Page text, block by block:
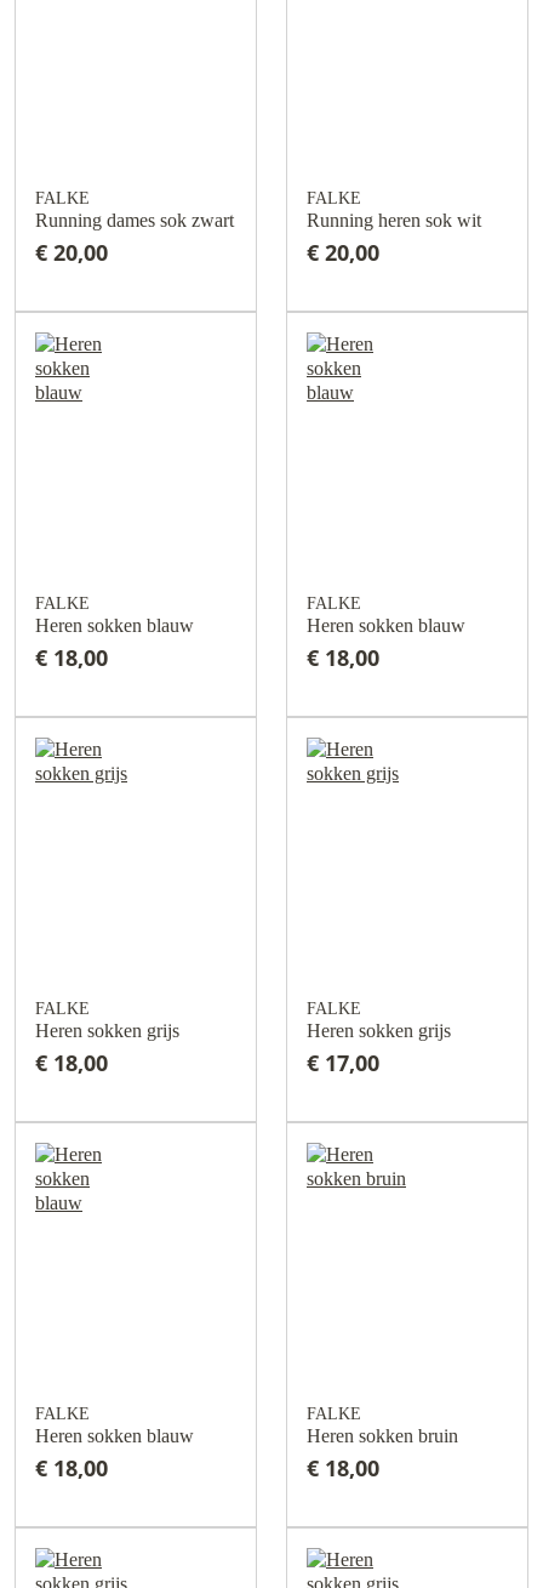
FALKE
Running dames sok zwart
€ 20,00
FALKE
Running heren sok wit
€ 20,00
FALKE
Heren sokken blauw
€ 18,00
FALKE
Heren sokken blauw
€ 18,00
FALKE
Heren sokken grijs
€ 18,00
FALKE
Heren sokken grijs
€ 17,00
FALKE
Heren sokken blauw
€ 18,00
FALKE
Heren sokken bruin
€ 18,00